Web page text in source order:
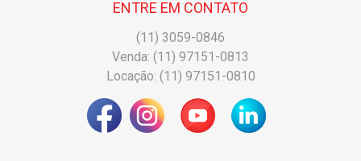
ENTRE EM CONTATO
(11) 3059-0846
Venda: (11) 97151-0813
Locação: (11) 97151-0810